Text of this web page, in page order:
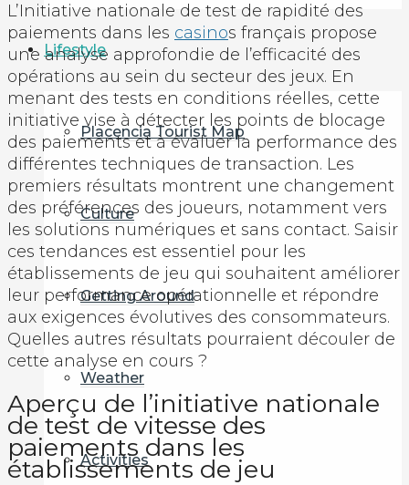
Lifestyle
Placencia Tourist Map
Culture
Getting Around
Weather
Activities
L’Initiative nationale de test de rapidité des
paiements dans les casinos français propose
une analyse approfondie de l’efficacité des
opérations au sein du secteur des jeux. En
menant des tests en conditions réelles, cette
initiative vise à détecter les points de blocage
des paiements et à évaluer la performance des
différentes techniques de transaction. Les
premiers résultats montrent une changement
des préférences des joueurs, notamment vers
les solutions numériques et sans contact. Saisir
ces tendances est essentiel pour les
établissements de jeu qui souhaitent améliorer
leur performance opérationnelle et répondre
aux exigences évolutives des consommateurs.
Quelles autres résultats pourraient découler de
cette analyse en cours ?
Aperçu de l’initiative nationale
de test de vitesse des
paiements dans les
établissements de jeu